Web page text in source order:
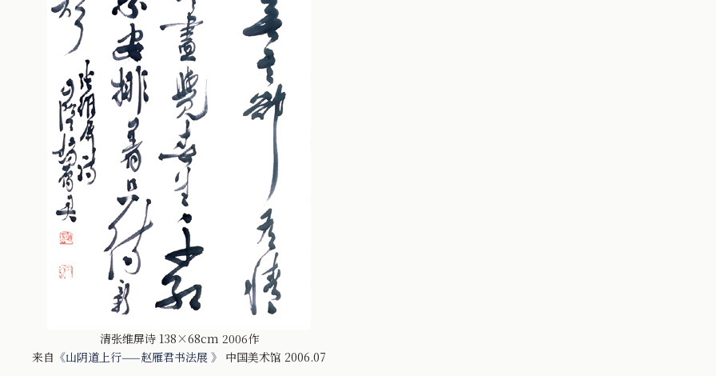
清张维屏诗 138×68cm 2006作
来自 《山阴道上行——赵雁君书法展 》 中国美术馆 2006.07